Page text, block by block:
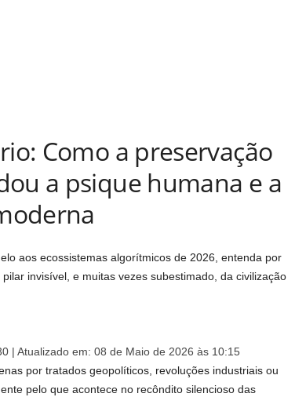
Como a preservação
a psique humana e a
aos ecossistemas algorítmicos de 2026, entenda por
invisível, e muitas vezes subestimado, da civilização
| Atualizado em: 08 de Maio de 2026 às 10:15
por tratados geopolíticos, revoluções industriais ou
pelo que acontece no recôndito silencioso das